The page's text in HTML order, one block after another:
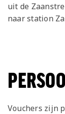
uit de
naar station
Vouchers zijn